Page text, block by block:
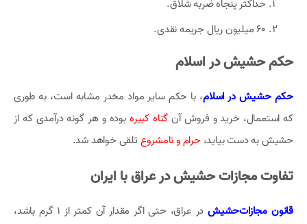
حداکثر پنجاه ضربه شلاق.
60 میلیون ریال جریمه نقدی.
حکم حشیش در اسلام
حکم‌ حشیش در اسلام، با حکم سایر مواد مخدر مشابه است، به طوری
که استعمال، خرید و فروش آن گناه کبیره بوده و هر گونه درآمدی که از
حشیش به دست بیاید،حرام و نامشروعتلقی خواهد شد.
تفاوت مجازات حشیش در عراق با ایران
قانون مجازات‌حشیش
در عراق، حتی اگر مقدار آن کمتر از 1 گرم باشد،